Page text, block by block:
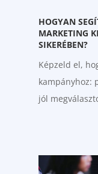
HOGYAN
MARKETING
SIKERÉBEN?
Képzeld el,
kampányhoz:
jól